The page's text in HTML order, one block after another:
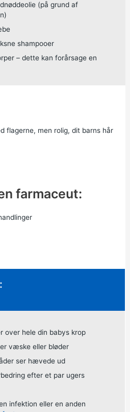
(på grund af
shampooer
– dette kan forårsage en
flagerne, men rolig, dit barns hår
farmaceut:
rådgivning:
over hele din babys krop
væske eller bløder
ser hævede ud
efter et par ugers
infektion eller en anden